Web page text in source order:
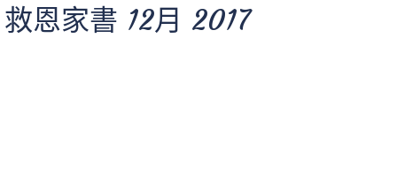
救恩家書 12月 2017